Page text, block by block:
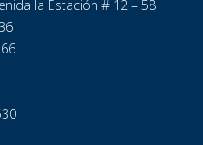
la Estación # 12 – 58